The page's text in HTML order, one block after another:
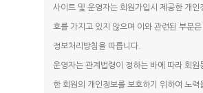
사이트 및 운영자는 회원가입시 제공한 개인
호를 가지고 있지 않으며 이와 관련된 부분
정보처리방침을 따릅니다.
운영자는 관계법령이 정하는 바에 따라 회원
한 회원의 개인정보를 보호하기 위하여 노력